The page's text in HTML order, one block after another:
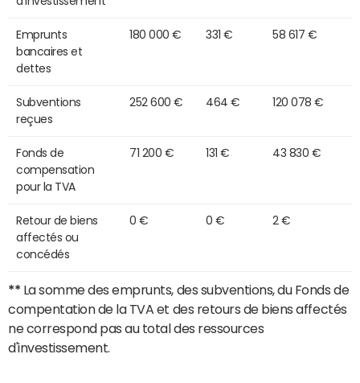
Emprunts
bancaires et
dettes
180 000 € 331 € 58 617 €
Subventions
reçues
252 600 € 464 € 120 078 €
Fonds de
compensation
pour la TVA
71 200 € 131 € 43 830 €
Retour de biens
affectés ou
concédés
0 € 0 € 2 €
** La somme des emprunts, des subventions, du Fonds de
compentation de la TVA et des retours de biens affectés
ne correspond pas au total des ressources
d'investissement.